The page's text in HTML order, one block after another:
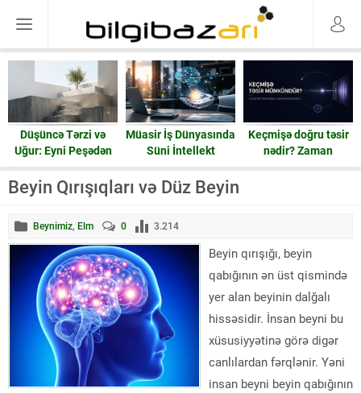
Düşüncə Tərzi və
Uğur: Eyni Peşədən
Fərqli Nəticələrə
Gedən Yol
Müasir İş Dünyasında
Süni İntellekt
Keçmişə doğru təsir
nədir? Zaman
həqiqətən geri işləyə
Beyin Qırışıqları və Düz Beyin
Beynimiz, Elm 0 3.214
Beyin qırışığı, beyin
qabığının ən üst qismində
yer alan beyinin dalğalı
hissəsidir. İnsan beyni bu
xüsusiyyətinə görə digər
canlılardan fərqlənir. Yəni
insan beyni beyin qabığının